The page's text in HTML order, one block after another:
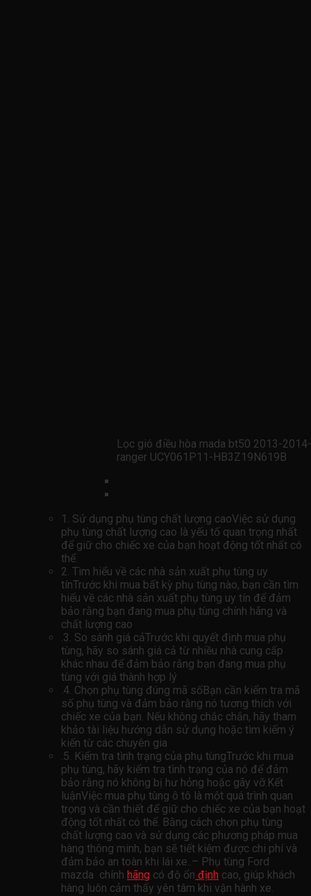
Lọc gió điều hòa mada bt50 2013-
ranger UCY061P11-HB3Z19N619B
1. Sử dụng phụ tùng chất lượng caoViệc sử dụng
phụ tùng chất lượng cao là yếu tố quan trọng nhất
để giữ cho chiếc xe của bạn hoạt động tốt nhất có
thể.
2. Tìm hiểu về các nhà sản xuất phụ tùng uy
tínTrước khi mua bất kỳ phụ tùng nào, bạn cần tìm
hiểu về các nhà sản xuất phụ tùng uy tín để đảm
bảo rằng bạn đang mua phụ tùng chính hãng và
chất lượng cao
.3. So sánh giá cảTrước khi quyết định mua phụ
tùng, hãy so sánh giá cả từ nhiều nhà cung cấp
khác nhau để đảm bảo rằng bạn đang mua phụ
tùng với giá thành hợp lý
.4. Chọn phụ tùng đúng mã sốBạn cần kiểm tra mã
số phụ tùng và đảm bảo rằng nó tương thích với
chiếc xe của bạn. Nếu không chắc chắn, hãy tham
khảo tài liệu hướng dẫn sử dụng hoặc tìm kiếm ý
kiến ​​từ các chuyên gia
.5. Kiểm tra tình trạng của phụ tùngTrước khi mua
phụ tùng, hãy kiểm tra tình trạng của nó để đảm
bảo rằng nó không bị hư hỏng hoặc gãy vỡ.Kết
luậnViệc mua phụ tùng ô tô là một quá trình quan
trọng và cần thiết để giữ cho chiếc xe của bạn hoạt
động tốt nhất có thể. Bằng cách chọn phụ tùng
chất lượng cao và sử dụng các phương pháp mua
hàng thông minh, bạn sẽ tiết kiệm được chi phí và
đảm bảo an toàn khi lái xe..– Phụ tùng Ford
mazda chính hãng có độ ổn định cao, giúp khách
hàng luôn cảm thấy yên tâm khi vận hành xe.